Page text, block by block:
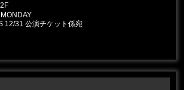
12/31 公演チケット係宛